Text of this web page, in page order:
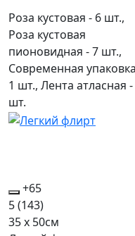
Роза кустовая - 6 шт.,
Роза кустовая
пионовидная - 7 шт.,
Современная
1 шт., Лента атласная -
шт.
+65
5(143)
35 x 50см